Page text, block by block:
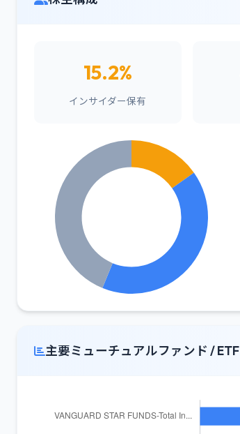
15.2%
インサイダー保有
主要ミューチュアルファンド / ETF